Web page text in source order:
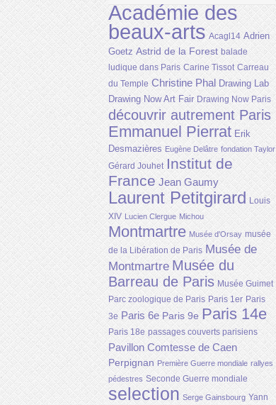
Académie des
beaux-arts Acagl14 Adrien
Goetz Astrid de la Forest balade
ludique dans Paris Carine Tissot Carreau
du Temple Christine Phal Drawing Lab
Drawing Now Art Fair Drawing Now Paris
découvrir autrement Paris
Emmanuel Pierrat Erik
Desmazières Eugène Delâtre fondation Taylor
Gérard Jouhet Institut de
France Jean Gaumy
Laurent Petitgirard Louis
XIV Lucien Clergue Michou
Montmartre Musée d'Orsay musée
de la Libération de Paris Musée de
Montmartre Musée du
Barreau de Paris Musée Guimet
Parc zoologique de Paris Paris 1er Paris
3e Paris 6e Paris 9e Paris 14e
Paris 18e passages couverts parisiens
Pavillon Comtesse de Caen
Perpignan Première Guerre mondiale rallyes
pédestres Seconde Guerre mondiale
selection Serge Gainsbourg Yann